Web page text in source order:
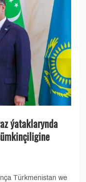
ýataklarynda
Türkmenistan we